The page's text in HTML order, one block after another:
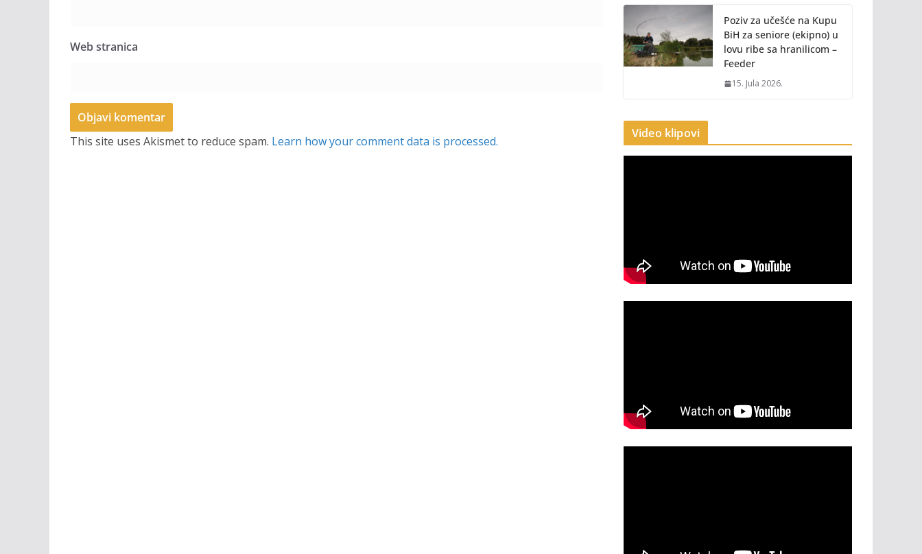
Web stranica
This site uses Akismet to reduce spam. Learn how your comment data is processed.
Poziv za učešće na Kupu
BiH za seniore (ekipno) u
lovu ribe sa hranilicom –
Feeder
15. Jula 2026.
Video klipovi